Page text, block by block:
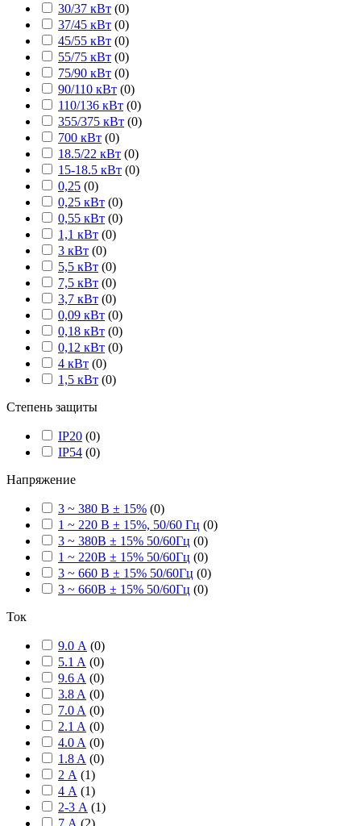
30/37 кВт (0)
37/45 кВт (0)
45/55 кВт (0)
55/75 кВт (0)
75/90 кВт (0)
90/110 кВт (0)
110/136 кВт (0)
355/375 кВт (0)
700 кВт (0)
18.5/22 кВт (0)
15-18.5 кВт (0)
0,25 (0)
0,25 кВт (0)
0,55 кВт (0)
1,1 кВт (0)
3 кВт (0)
5,5 кВт (0)
7,5 кВт (0)
3,7 кВт (0)
0,09 кВт (0)
0,18 кВт (0)
0,12 кВт (0)
4 кВт (0)
1,5 кВт (0)
Степень защиты
IP20 (0)
IP54 (0)
Напряжение
3 ~ 380 В ± 15% (0)
1 ~ 220 В ± 15%, 50/60 Гц (0)
3 ~ 380В ± 15% 50/60Гц (0)
1 ~ 220В ± 15% 50/60Гц (0)
3 ~ 660 В ± 15% 50/60Гц (0)
3 ~ 660В ± 15% 50/60Гц (0)
Ток
9.0 А (0)
5.1 A (0)
9.6 A (0)
3.8 A (0)
7.0 A (0)
2.1 A (0)
4.0 A (0)
1.8 A (0)
2 А (1)
4 А (1)
2-3 А (1)
7 А (2)